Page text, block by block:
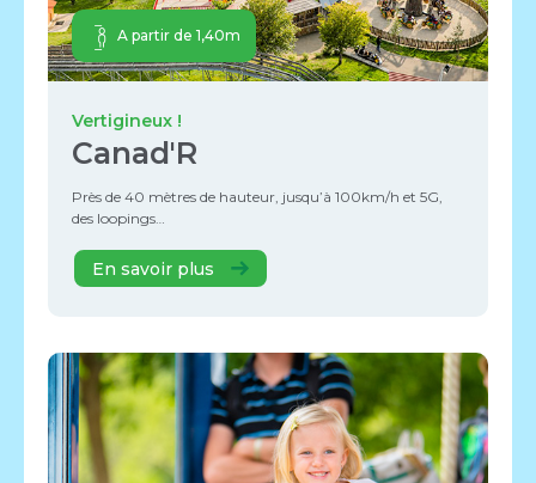
A partir de 1,40m
Vertigineux !
Canad'R
Près de 40 mètres de hauteur, jusqu’à 100km/h et 5G,
des loopings…
En savoir plus